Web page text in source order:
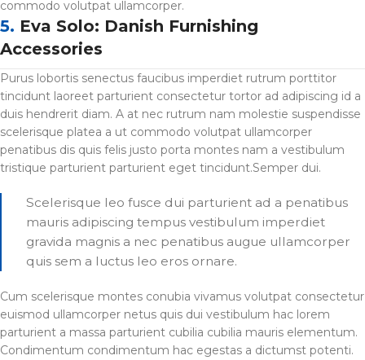
commodo volutpat ullamcorper.
5. Eva Solo: Danish Furnishing
Accessories
Purus lobortis senectus faucibus imperdiet rutrum porttitor
tincidunt laoreet parturient consectetur tortor ad adipiscing id a
duis hendrerit diam. A at nec rutrum nam molestie suspendisse
scelerisque platea a ut commodo volutpat ullamcorper
penatibus dis quis felis justo porta montes nam a vestibulum
tristique parturient parturient eget tincidunt.Semper dui.
Scelerisque leo fusce dui parturient ad a penatibus
mauris adipiscing tempus vestibulum imperdiet
gravida magnis a nec penatibus augue ullamcorper
quis sem a luctus leo eros ornare.
Cum scelerisque montes conubia vivamus volutpat consectetur
euismod ullamcorper netus quis dui vestibulum hac lorem
parturient a massa parturient cubilia cubilia mauris elementum.
Condimentum condimentum hac egestas a dictumst potenti.